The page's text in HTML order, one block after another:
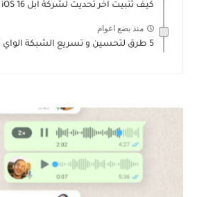
كيف ثتبيت اخر تحديت لشركة ابل iOS 16 على هاتف...
منذ بضع اعوام
5 طرق لتحسين و تسريع الشبكة الواي فاي في منزلكم...